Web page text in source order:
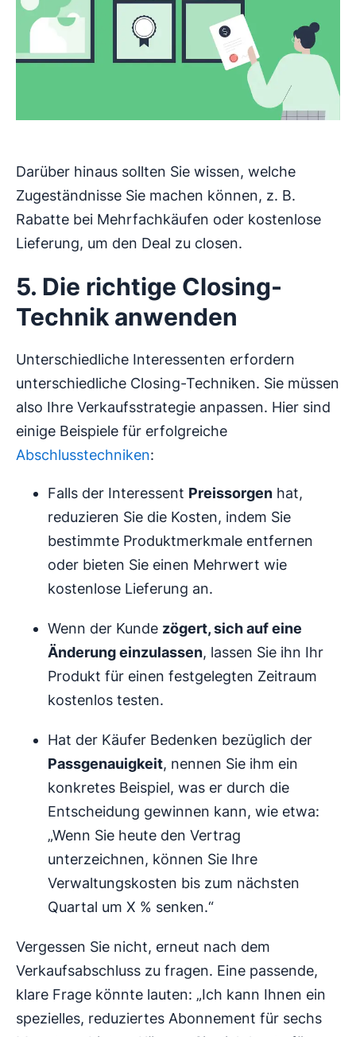
Darüber hinaus sollten Sie wissen, welche
Zugeständnisse Sie machen können, z. B.
Rabatte bei Mehrfachkäufen oder kostenlose
Lieferung, um den Deal zu closen.
5. Die richtige Closing-
Technik anwenden
Unterschiedliche Interessenten erfordern
unterschiedliche Closing-Techniken. Sie müssen
also Ihre Verkaufsstrategie anpassen. Hier sind
einige Beispiele für erfolgreiche
Abschlusstechniken:
Falls der Interessent Preissorgen hat,
reduzieren Sie die Kosten, indem Sie
bestimmte Produktmerkmale entfernen
oder bieten Sie einen Mehrwert wie
kostenlose Lieferung an.
Wenn der Kunde zögert, sich auf eine
Änderung einzulassen, lassen Sie ihn Ihr
Produkt für einen festgelegten Zeitraum
kostenlos testen.
Hat der Käufer Bedenken bezüglich der
Passgenauigkeit, nennen Sie ihm ein
konkretes Beispiel, was er durch die
Entscheidung gewinnen kann, wie etwa:
„Wenn Sie heute den Vertrag
unterzeichnen, können Sie Ihre
Verwaltungskosten bis zum nächsten
Quartal um X % senken.“
Vergessen Sie nicht, erneut nach dem
Verkaufsabschluss zu fragen. Eine passende,
klare Frage könnte lauten: „Ich kann Ihnen ein
spezielles, reduziertes Abonnement für sechs